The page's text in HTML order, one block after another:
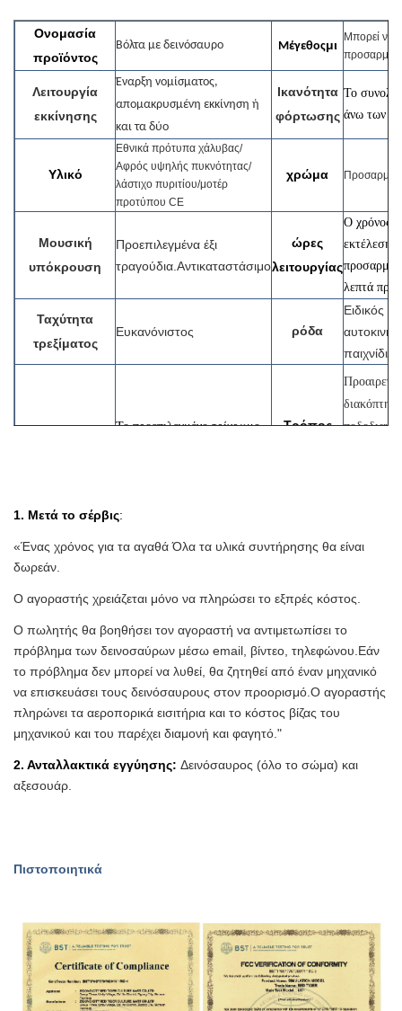
Ονομασία
προϊόντος
Βόλτα με δεινόσαυρο Μέγεθοςμι
Μπορεί να
Λειτουργία
εκκίνησης
Έναρξη νομίσματος,
απομακρυσμένη εκκίνηση ή
και τα δύο
Ικανότητα
φόρτωσης
Το
άνω των
Υλικό
Εθνικά πρότυπα χάλυβας/
Αφρός υψηλής πυκνότητας/
λάστιχο πυριτίου/μοτέρ
προτύπου CE
χρώμα
Μουσική
υπόκρουση
Προεπιλεγμένα έξι
τραγούδια.Αντικαταστάσιμο
ώρες
λειτουργίας
Ο χρόνος
εκτέλεσης
λεπτά
Ταχύτητα
τρεξίματος
Ευκανόνιστος ρόδα
Ειδικός
παιχνίδι
Το προεπιλεγμένο τρίχρωμο
Τρόπος
διακόπτης
Συσκευασία
θήκη /Εξαρτάται από την
Εφαρμογή
θεματικό
σημεία,
ΚΕΝΤΡΑ
πάρκο
πιστοποίησηCE,ROHS ,FCC
λιμάνια
Shenzhen/Chongqing/
Σαγκάη
1. Μετά το σέρβις:
«Ένας χρόνος για τα αγαθά Όλα τα υλικά συντήρησης θα είναι
δωρεάν.
Ο αγοραστής χρειάζεται μόνο να πληρώσει το εξπρές κόστος.
Ο πωλητής θα βοηθήσει τον αγοραστή να αντιμετωπίσει το
πρόβλημα των δεινοσαύρων μέσω email, βίντεο, τηλεφώνου. Εάν
το πρόβλημα δεν μπορεί να λυθεί, θα ζητηθεί από έναν μηχανικό
να επισκευάσει τους δεινόσαυρους στον προορισμό.Ο αγοραστής
πληρώνει τα αεροπορικά εισιτήρια και το κόστος βίζας του
μηχανικού και του παρέχει διαμονή και φαγητό."
2. Ανταλλακτικά εγγύησης: Δεινόσαυρος (όλο το σώμα) και
αξεσουάρ.
Πιστοποιητικά